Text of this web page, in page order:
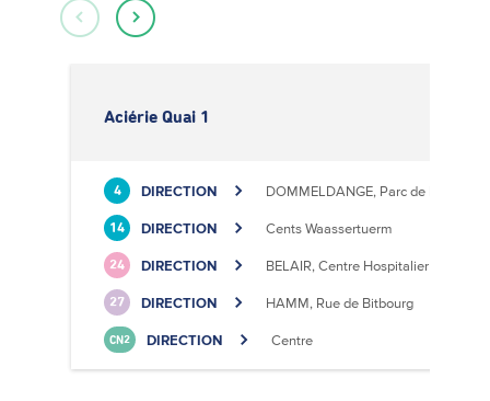
Aciérie Quai 1
4 DIRECTION DOMMELDANGE, Parc de l'Europe
14 DIRECTION Cents Waassertuerm
24 DIRECTION BELAIR, Centre Hospitalier
27 DIRECTION HAMM, Rue de Bitbourg
CN2 DIRECTION Centre